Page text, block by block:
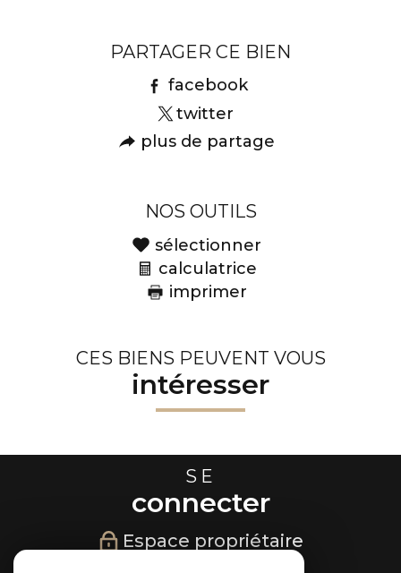
PARTAGER CE BIEN
facebook
twitter
plus de partage
NOS OUTILS
sélectionner
calculatrice
imprimer
CES BIENS PEUVENT VOUS
intéresser
SE
connecter
Espace propriétaire